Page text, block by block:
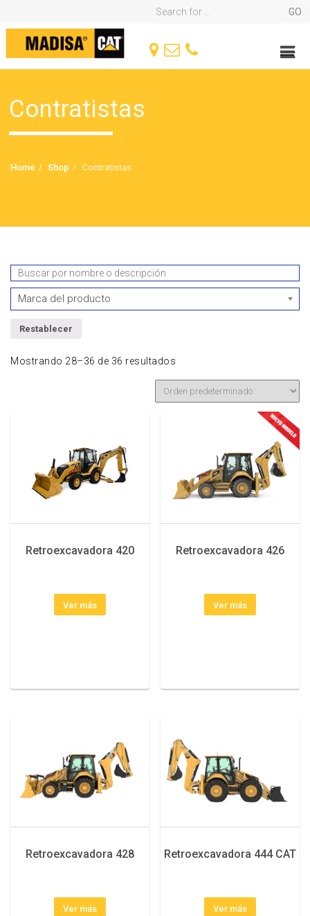
Contratistas
Home Shop Contratistas
Marca del producto
Restablecer
Mostrando 28–36 de 36 resultados
Retroexcavadora 420
Ver más
Retroexcavadora 426
Ver más
Retroexcavadora 428
Ver más
Retroexcavadora 444 CAT
Ver más